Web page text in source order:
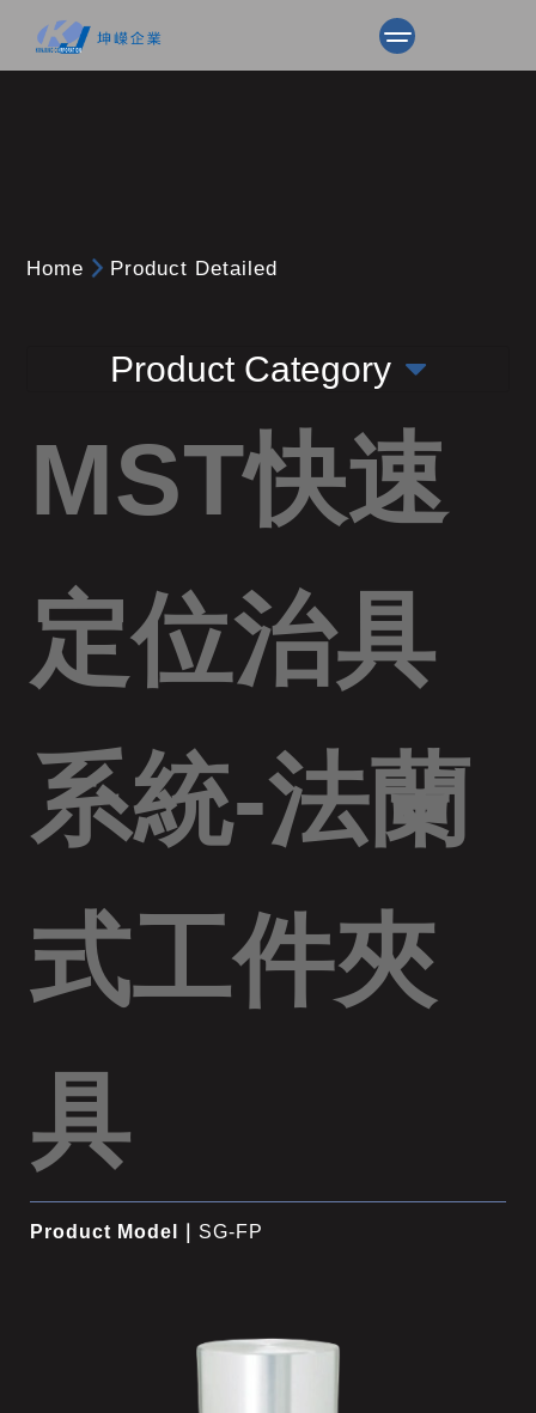
Home Product Detailed
Product Category
MST快速
定位治具
系統-法蘭
式工件夾
具
Product Model｜ SG-FP